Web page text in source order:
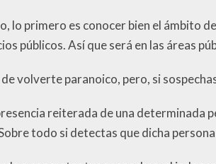
lo primero es conocer bien el ámbito
públicos. Así que será en las áreas
volverte paranoico, pero, si
reiterada de una determinada
todo si detectas que dicha